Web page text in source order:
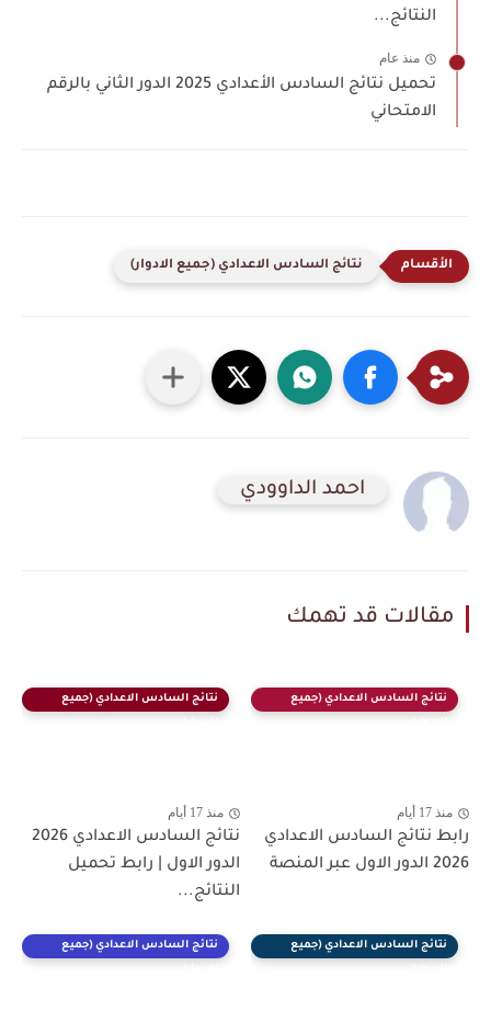
النتائج...
منذ عام
تحميل نتائج السادس الأعدادي 2025 الدور الثاني بالرقم
الامتحاني
نتائج السادس الاعدادي (جميع الادوار)
احمد الداوودي
مقالات قد تهمك
نتائج السادس الاعدادي (جميع
منذ 17 أيام
رابط نتائج السادس الاعدادي
2026 الدور الاول عبر المنصة
نتائج السادس الاعدادي (جميع
منذ 17 أيام
نتائج السادس الاعدادي 2026
الدور الاول | رابط تحميل
النتائج...
نتائج السادس الاعدادي (جميع
نتائج السادس الاعدادي (جميع